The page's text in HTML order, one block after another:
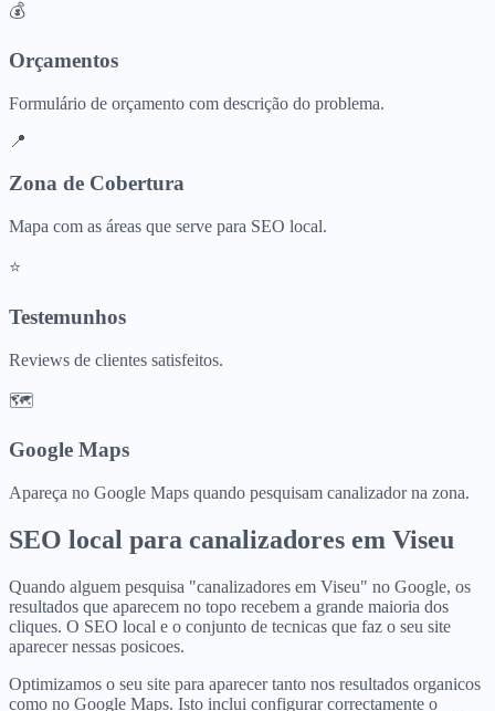
💰
Orçamentos
Formulário de orçamento com descrição do problema.
📍
Zona de Cobertura
Mapa com as áreas que serve para SEO local.
⭐
Testemunhos
Reviews de clientes satisfeitos.
🗺️
Google Maps
Apareça no Google Maps quando pesquisam canalizador na zona.
SEO local para canalizadores em Viseu
Quando alguem pesquisa "canalizadores em Viseu" no Google, os
resultados que aparecem no topo recebem a grande maioria dos
cliques. O SEO local e o conjunto de tecnicas que faz o seu site
aparecer nessas posicoes.
Optimizamos o seu site para aparecer tanto nos resultados organicos
como no Google Maps. Isto inclui configurar correctamente o